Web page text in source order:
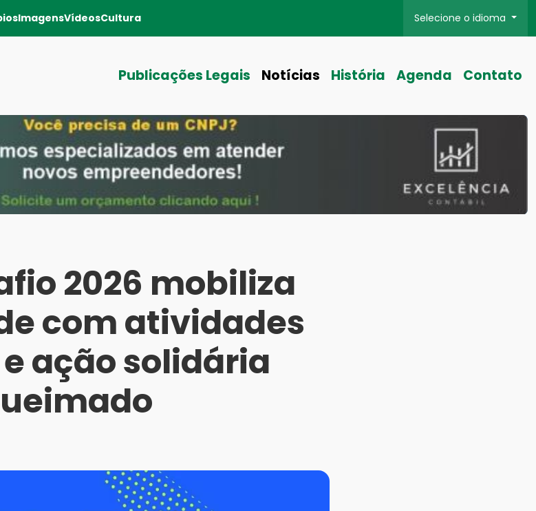
ImagensVídeosCultura Selecione o idioma
Publicações Legais Notícias História Agenda Contato
2026 mobiliza
com atividades
ação solidária